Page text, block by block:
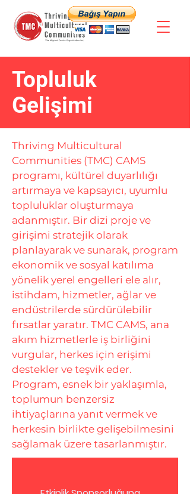
Topluluk
Gelişimi
Thriving Multicultural
Communities (TMC) CAMS
programı, kültürel duyarlılığı
artırmaya ve kapsayıcı, uyumlu
topluluklar oluşturmaya
adanmıştır. Bir dizi proje ve
girişimi stratejik olarak
planlayarak ve sunarak, program
ekonomik ve sosyal katılıma
yönelik yerel engelleri ele alır,
istihdam, hizmetler, ağlar ve
endüstrilerde sürdürülebilir
fırsatlar yaratır. TMC CAMS, ana
akım hizmetlerle iş birliğini
vurgular, herkes için erişimi
destekler ve teşvik eder.
Program, esnek bir yaklaşımla,
toplumun benzersiz
ihtiyaçlarına yanıt vermek ve
herkesin birlikte gelişebilmesini
sağlamak üzere tasarlanmıştır.